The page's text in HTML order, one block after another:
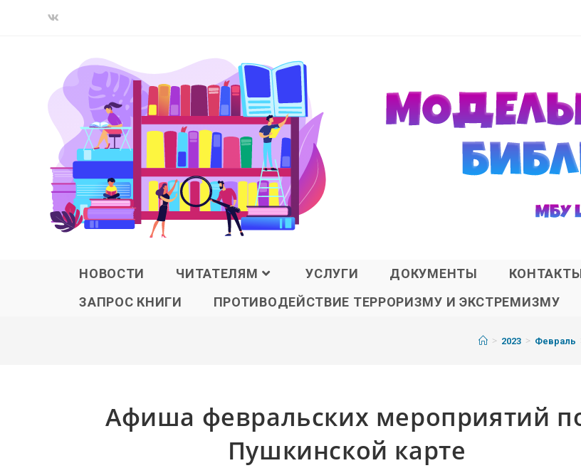
НОВОСТИ ЧИТАТЕЛЯМ УСЛУГИ ДОКУМЕНТЫ
ЗАПРОС КНИГИ
ПРОТИВОДЕЙСТВИЕ ТЕРРОРИЗМУ И ЭКСТРЕМИЗМУ
> 2023 > Февраль
Афиша февральских мероприятий
Пушкинской карте